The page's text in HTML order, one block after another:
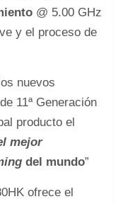
@ 5.00 GHz
y el proceso de
nuevos
11ª Generación
producto el
mejor
del mundo”
ofrece el